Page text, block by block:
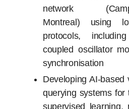
network
Montreal) using
protocols,
coupled oscillator
synchronisation
Developing AI-based
querying systems for
supervised learning,